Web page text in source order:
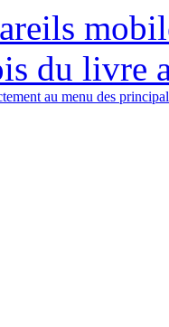
du livre
au menu des